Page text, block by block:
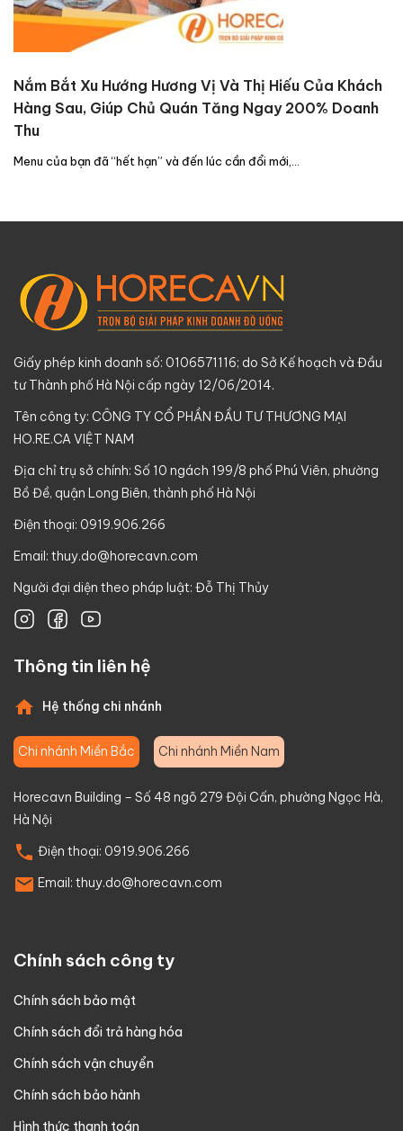
Nắm Bắt Xu Hướng Hương Vị Và Thị Hiếu Của Khách
Hàng Sau, Giúp Chủ Quán Tăng Ngay 200% Doanh
Thu
Menu của bạn đã “hết hạn” và đến lúc cần đổi mới,…
Giấy phép kinh doanh số: 0106571116; do Sở Kế hoạch và Đầu
tư Thành phố Hà Nội cấp ngày 12/06/2014.
Tên công ty: CÔNG TY CỔ PHẦN ĐẦU TƯ THƯƠNG MẠI
HO.RE.CA VIỆT NAM
Địa chỉ trụ sở chính: Số 10 ngách 199/8 phố Phú Viên, phường
Bồ Đề, quận Long Biên, thành phố Hà Nội
Điện thoại: 0919.906.266
Email: thuy.do@horecavn.com
Người đại diện theo pháp luật: Đỗ Thị Thủy
Thông tin liên hệ
Hệ thống chi nhánh
Chi nhánh Miền Bắc Chi nhánh Miền Nam
Horecavn Building – Số 48 ngõ 279 Đội Cấn, phường Ngọc Hà,
Hà Nội
Điện thoại: 0919.906.266
Email: thuy.do@horecavn.com
Chính sách công ty
Chính sách bảo mật
Chính sách đổi trả hàng hóa
Chính sách vận chuyển
Chính sách bảo hành
Hình thức thanh toán